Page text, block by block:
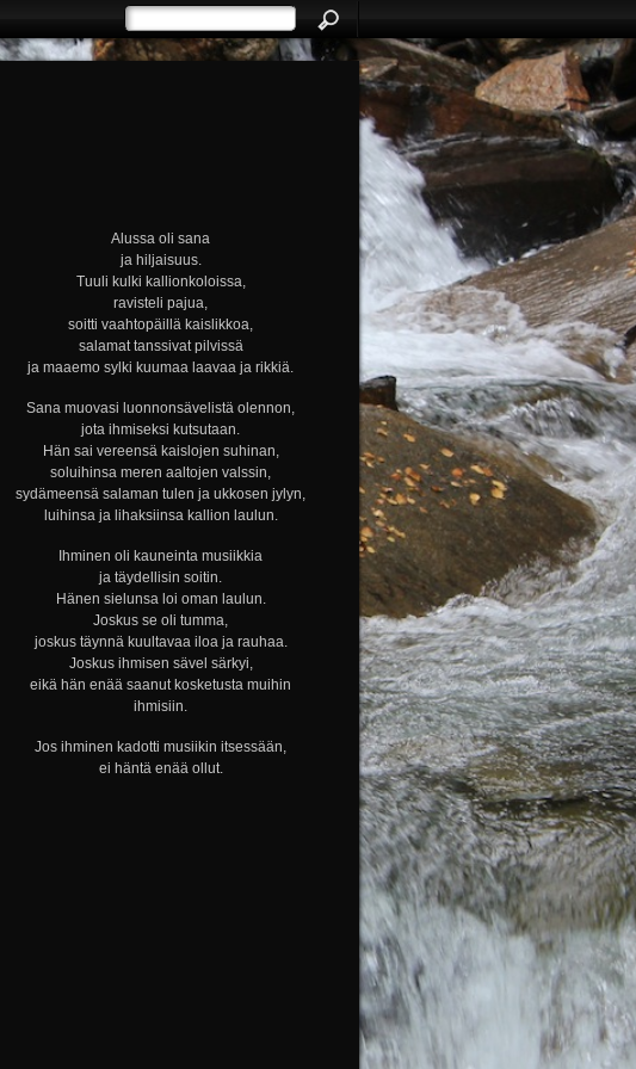
Alussa oli sana
ja hiljaisuus.
Tuuli kulki kallionkoloissa,
ravisteli pajua,
soitti vaahtopäillä kaislikkoa,
salamat tanssivat pilvissä
ja maaemo sylki kuumaa laavaa ja rikkiä.
Sana muovasi luonnonsävelistä olennon,
jota ihmiseksi kutsutaan.
Hän sai vereensä kaislojen suhinan,
soluihinsa meren aaltojen valssin,
sydämeensä salaman tulen ja ukkosen jylyn,
luihinsa ja lihaksiinsa kallion laulun.
Ihminen oli kauneinta musiikkia
ja täydellisin soitin.
Hänen sielunsa loi oman laulun.
Joskus se oli tumma,
joskus täynnä kuultavaa iloa ja rauhaa.
Joskus ihmisen sävel särkyi,
eikä hän enää saanut kosketusta muihin
ihmisiin.
Jos ihminen kadotti musiikin itsessään,
ei häntä enää ollut.